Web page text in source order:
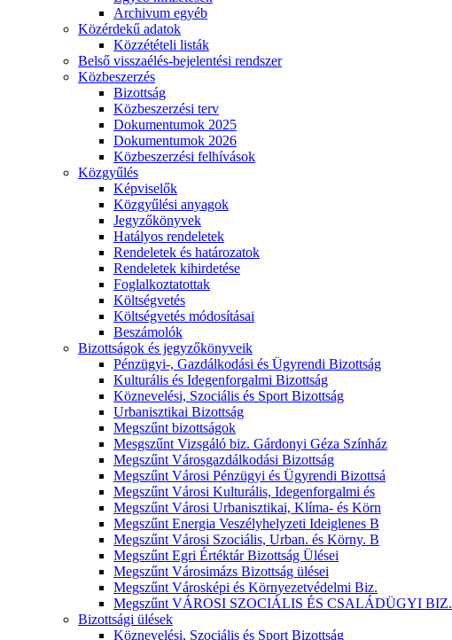
Archivum egyéb
Közérdekű adatok
Közzétételi listák
Belső visszaélés-bejelentési rendszer
Közbeszerzés
Bizottság
Közbeszerzési terv
Dokumentumok 2025
Dokumentumok 2026
Közbeszerzési felhívások
Közgyűlés
Képviselők
Közgyűlési anyagok
Jegyzőkönyvek
Hatályos rendeletek
Rendeletek és határozatok
Rendeletek kihirdetése
Foglalkoztatottak
Költségvetés
Költségvetés módosításai
Beszámolók
Bizottságok és jegyzőkönyveik
Pénzügyi-, Gazdálkodási és Ügyrendi Bizottság
Kulturális és Idegenforgalmi Bizottság
Köznevelési, Szociális és Sport Bizottság
Urbanisztikai Bizottság
Megszűnt bizottságok
Mesgszűnt Vizsgáló biz. Gárdonyi Géza Színház
Megszűnt Városgazdálkodási Bizottság
Megszűnt Városi Pénzügyi és Ügyrendi Bizottsá
Megszűnt Városi Kulturális, Idegenforgalmi és
Megszűnt Városi Urbanisztikai, Klíma- és Körn
Megszűnt Energia Veszélyhelyzeti Ideiglenes B
Megszűnt Városi Szociális, Urban. és Körny. B
Megszűnt Egri Értéktár Bizottság Ülései
Megszűnt Városimázs Bizottság ülései
Megszűnt Városképi és Környezetvédelmi Biz.
Megszűnt VÁROSI SZOCIÁLIS ÉS CSALÁDÜGYI BIZ.
Bizottsági ülések
Köznevelési, Szociális és Sport Bizottság